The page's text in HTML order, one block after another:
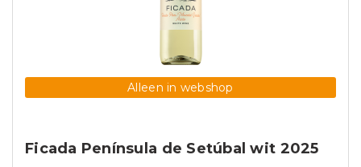
Alleen in webshop
Ficada Península de Setúbal wit 2025